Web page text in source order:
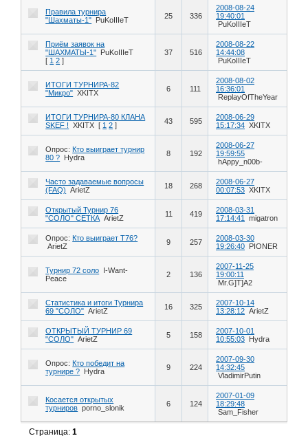
Правила турнира
"Шахматы-1"
PuKoIIIeT 25 336
2008-08-24
19:40:01
PuKoIIIeT
Приём заявок на
"ШАХМАТЫ-1"
PuKoIIIeT
[ 1 2 ]
37 516
2008-08-22
14:44:08
PuKoIIIeT
ИТОГИ ТУРНИРА-82
"Микро" XKITX 6 111
2008-08-02
16:36:01
ReplayOfTheYear
ИТОГИ ТУРНИРА-80 КЛАНА
SKEF !
XKITX [ 1 2 ] 43 595
2008-06-29
15:17:34 XKITX
Опрос: Кто выиграет турнир
80 ?
Hydra 8 192
2008-06-27
19:59:55
hAppy_n00b-
Часто задаваемые вопросы
(FAQ)
ArietZ 18 268
2008-06-27
00:07:53 XKITX
Открытый Турнир 76
"СОЛО" СЕТКА ArietZ 11 419
2008-03-31
17:14:41
migatron
Опрос: Кто выиграет Т76?
ArietZ
9 257
2008-03-30
19:26:40
PIONER
Турнир 72 соло
I-Want-
Peace
2 136
2007-11-25
19:00:11
Mr.G]T]A2
Статистика и итоги Турнира
69 "СОЛО" ArietZ 16 325
2007-10-14
13:28:12 ArietZ
ОТКРЫТЫЙ ТУРНИР 69
"СОЛО" ArietZ 5 158
2007-10-01
10:55:03
Hydra
Опрос: Кто победит на
турнире ?
Hydra 9 224
2007-09-30
14:32:45
VladimirPutin
Косается открытых
турниров porno_slonik 6 124
2007-01-09
18:29:48
Sam_Fisher
Страница:1